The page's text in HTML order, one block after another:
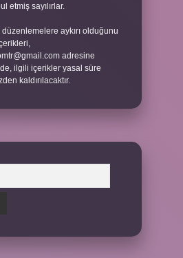
etmiş sayılırlar.
aykırı olduğunu
adresine
ilgili içerikler yasal süre
kaldırılacaktır.